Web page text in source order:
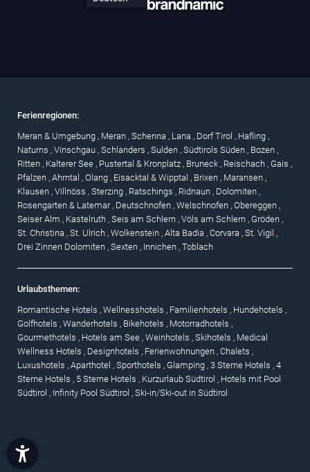
Ferienregionen:
Meran & Umgebung , Meran , Schenna , Lana , Dorf Tirol , Hafling ,
Naturns , Vinschgau , Schlanders , Sulden , Südtirols Süden , Bozen ,
Ritten , Kalterer See , Pustertal & Kronplatz , Bruneck , Reischach , Gais ,
Pfalzen , Ahrntal , Olang , Eisacktal & Wipptal , Brixen , Maransen ,
Klausen , Villnöss , Sterzing , Ratschings , Ridnaun , Dolomiten ,
Rosengarten & Latemar , Deutschnofen , Welschnofen , Obereggen ,
Seiser Alm , Kastelruth , Seis am Schlern , Völs am Schlern , Gröden ,
St. Christina , St. Ulrich , Wolkenstein , Alta Badia , Corvara , St. Vigil ,
Drei Zinnen Dolomiten , Sexten , Innichen , Toblach
Urlaubsthemen:
Romantische Hotels , Wellnesshotels , Familienhotels , Hundehotels ,
Golfhotels , Wanderhotels , Bikehotels , Motorradhotels ,
Gourmethotels , Hotels am See , Weinhotels , Skihotels , Medical
Wellness Hotels , Designhotels , Ferienwohnungen , Chalets ,
Luxushotels , Aparthotel , Sporthotels , Glamping , 3 Sterne Hotels , 4
Sterne Hotels , 5 Sterne Hotels , Kurzurlaub Südtirol , Hotels mit Pool
Südtirol , Infinity Pool Südtirol , Ski-in/Ski-out in Südtirol